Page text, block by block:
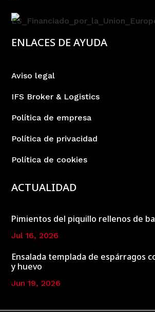
ENLACES DE AYUDA
Aviso legal
IFS Broker & Logistics
Política de empresa
Política de privacidad
Política de cookies
ACTUALIDAD
Pimientos del piquillo rellenos de
Jul 16, 2026
Ensalada templada de espárragos
y huevo
Jun 19, 2026